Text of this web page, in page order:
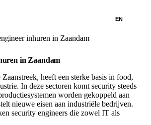
EN
inhuren in Zaandam
in Zaandam
heeft een sterke basis in food,
In deze sectoren komt security steeds
worden gekoppeld aan
nieuwe eisen aan industriële bedrijven.
security engineers die zowel IT als